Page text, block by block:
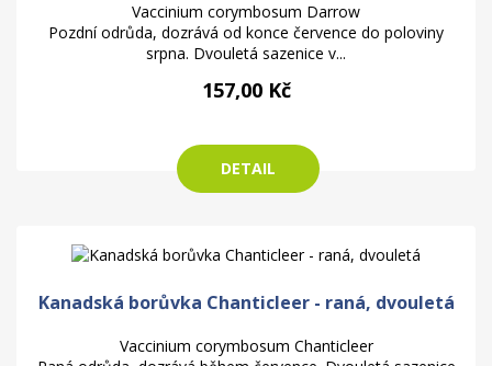
Vaccinium corymbosum Darrow
Pozdní odrůda, dozrává od konce července do poloviny
srpna. Dvouletá sazenice v...
157,00 Kč
DETAIL
Kanadská borůvka Chanticleer - raná, dvouletá
Vaccinium corymbosum Chanticleer